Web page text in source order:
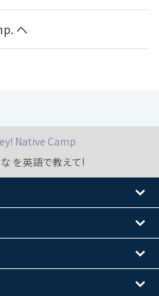
へ
Native Camp
を英語で教えて!